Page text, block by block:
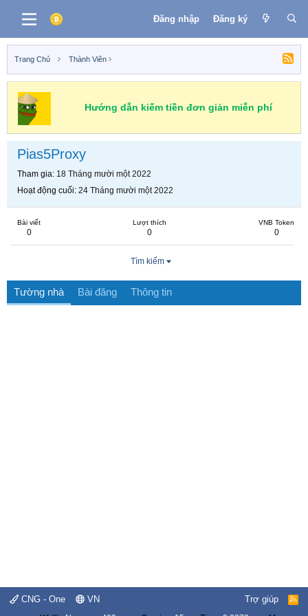
Đăng nhập Đăng ký
Trang Chủ Thành Viên
Hướng dẫn kiếm tiền đơn giản miễn phí
Pias5Proxy
Tham gia 18 Tháng mười một 2022
Hoạt động cuối 24 Tháng mười một 2022
Bài viết
0
Lượt thích
0
VNB Token
0
Tìm kiếm
Tường nhà Bài đăng Thông tin
CNG - One VN Trợ giúp
R